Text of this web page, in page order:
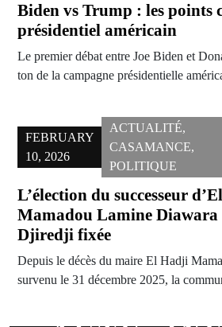
Biden vs Trump : les points
présidentiel américain
Le premier débat entre Joe Biden et
ton de la campagne présidentielle
FEBRUARY
10, 2026
ACTUALITÉ,
CASAMANCE,
POLITIQUE
L’élection du successeur
Mamadou Lamine Diawara
Djiredji fixée
Depuis le décès du maire El Hadji
survenu le 31 décembre 2025, la